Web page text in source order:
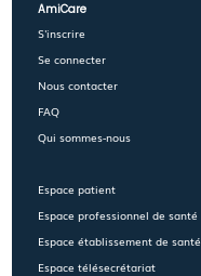
AmiCare
S'inscrire
Se connecter
Nous contacter
FAQ
Qui sommes-nous
Espace patient
Espace professionnel de santé
Espace établissement de santé
Espace télésecrétariat